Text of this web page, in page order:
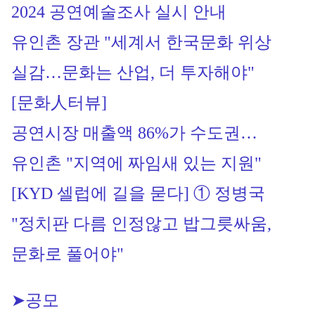
2024 공연예술조사 실시 안내
유인촌 장관 "세계서 한국문화 위상
실감…문화는 산업, 더 투자해야"
[문화人터뷰]
공연시장 매출액 86%가 수도권…
유인촌 "지역에 짜임새 있는 지원"
[KYD 셀럽에 길을 묻다] ① 정병국
"정치판 다름 인정않고 밥그릇싸움,
문화로 풀어야"
➤공모